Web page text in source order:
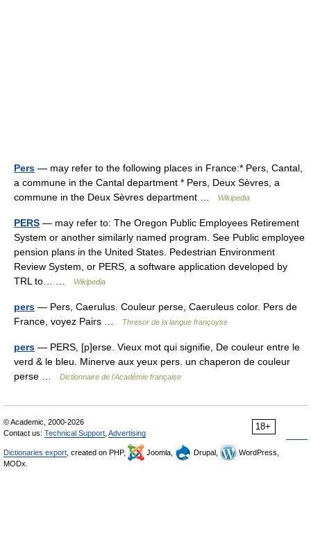
Pers — may refer to the following places in France:* Pers, Cantal,
a commune in the Cantal department * Pers, Deux Sèvres, a
commune in the Deux Sèvres department …
Wikipedia
PERS — may refer to: The Oregon Public Employees Retirement
System or another similarly named program. See Public employee
pension plans in the United States. Pedestrian Environment
Review System, or PERS, a software application developed by
TRL to… …
Wikipedia
pers — Pers, Caerulus. Couleur perse, Caeruleus color. Pers de
France, voyez Pairs …
Thresor de la langue françoyse
pers — PERS, [p]erse. Vieux mot qui signifie, De couleur entre le
verd & le bleu. Minerve aux yeux pers. un chaperon de couleur
perse …
Dictionnaire de l'Académie française
18+
© Academic, 2000-2026
Contact us: Technical Support Advertising
Dictionaries export , created on PHP, Joomla, Drupal,
WordPress,
MODx.